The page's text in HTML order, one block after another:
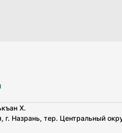
Х.
г. Назрань, тер. Центральный